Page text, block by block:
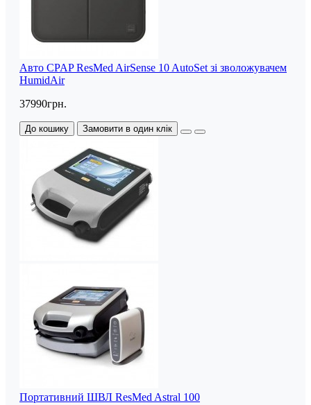
Авто CPAP ResMed AirSense 10 AutoSet зі зволожувачем
HumidAir
37990грн.
До кошику Замовити в один клік
Портативний ШВЛ ResMed Astral 100